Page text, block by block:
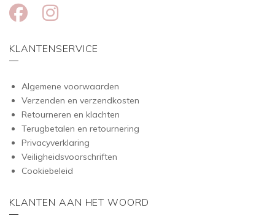
KLANTENSERVICE
Algemene voorwaarden
Verzenden en verzendkosten
Retourneren en klachten
Terugbetalen en retournering
Privacyverklaring
Veiligheidsvoorschriften
Cookiebeleid
KLANTEN AAN HET WOORD